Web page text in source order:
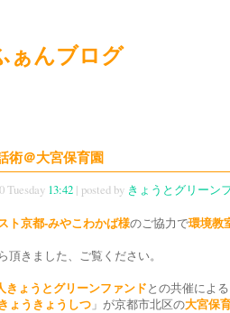
ぁんブログ
＠大宮保育園
Tuesday 13:42 | posted by きょうとグリーン
ト京都-みやこわかば様のご協力で環境教
頂きました、ご覧ください。
きょうとグリーンファンド との共催によ
ょうきょうしつ 」が京都市北区の大宮保